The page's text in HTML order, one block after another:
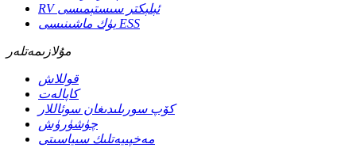
RV ئېلېكتر سىستېمىسى
يۈك ماشىنىسى ESS
مۇلازىمەتلەر
قوللاش
كاپالەت
كۆپ سورىلىدىغان سوئاللار
چۈشۈرۈش
مەخپىيەتلىك سىياسىتى